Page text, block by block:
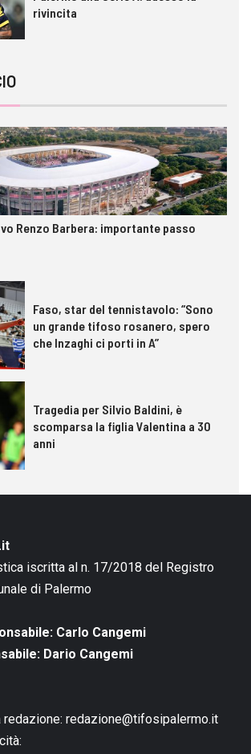
rivincita
Renzo Barbera: importante passo
Faso, star del tennistavolo: “Sono
un grande tifoso rosanero, spero
che Inzaghi ci porti in A”
Tragedia per Silvio Baldini, è
scomparsa la figlia Valentina a 30
anni
iscritta al n. 17/2018 del Registro
di Palermo
Carlo Cangemi
Dario Cangemi
redazione@tifosipalermo.it